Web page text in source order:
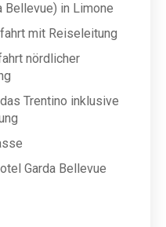
Bellevue) in Limone
mit Reiseleitung
nördlicher
Trentino inklusive
Garda Bellevue